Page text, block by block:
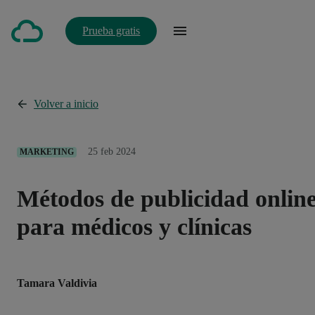
Prueba gratis
Volver a inicio
MARKETING 25 feb 2024
Métodos de publicidad
para médicos y clínicas
Tamara Valdivia